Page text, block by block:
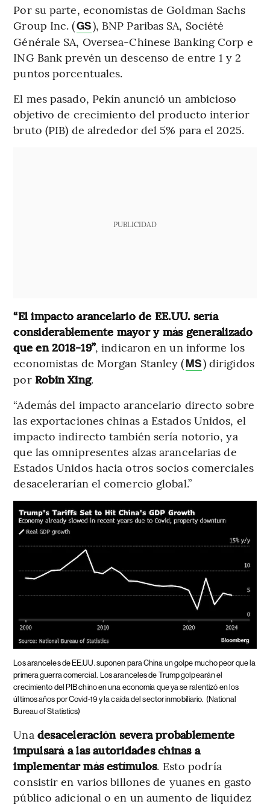
Por su parte, economistas de Goldman Sachs
Group Inc. (GS), BNP Paribas SA, Société
Générale SA, Oversea-Chinese Banking Corp e
ING Bank prevén un descenso de entre 1 y 2
puntos porcentuales.
El mes pasado, Pekín anunció un ambicioso
objetivo de crecimiento del producto interior
bruto (PIB) de alrededor del 5% para el 2025.
PUBLICIDAD
“El impacto arancelario de EE.UU. sería
considerablemente mayor y más generalizado
que en 2018-19”, indicaron en un informe los
economistas de Morgan Stanley (MS) dirigidos
por Robin Xing.
“Además del impacto arancelario directo sobre
las exportaciones chinas a Estados Unidos, el
impacto indirecto también sería notorio, ya
que las omnipresentes alzas arancelarias de
Estados Unidos hacia otros socios comerciales
desacelerarían el comercio global.”
Los aranceles de EE.UU. suponen para China un golpe mucho peor que la
primera guerra comercial. Los aranceles de Trump golpearán el
crecimiento del PIB chino en una economía que ya se ralentizó en los
últimos años por Covid-19 y la caída del sector inmobiliario. (National
Bureau of Statistics)
Una desaceleración severa probablemente
impulsará a las autoridades chinas a
implementar más estímulos. Esto podría
consistir en varios billones de yuanes en gasto
público adicional o en un aumento de liquidez